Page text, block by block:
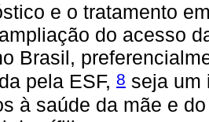
e o tratamento
do acesso
Brasil,
pela ESF, 8 seja um
à saúde da mãe e